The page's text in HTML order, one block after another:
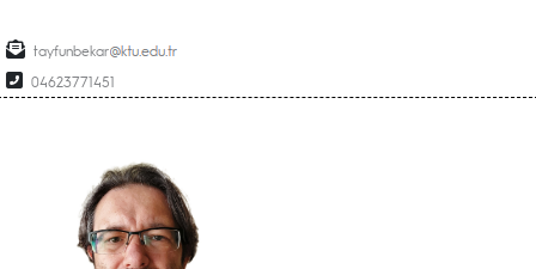
tayfunbekar
04623771451